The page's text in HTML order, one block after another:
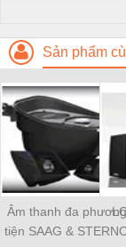
Sản phẩm
Âm thanh đa phương
tiện SAAG &